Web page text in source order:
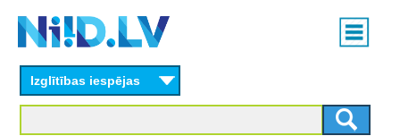
content
Main
menu
Izglītības iespējas